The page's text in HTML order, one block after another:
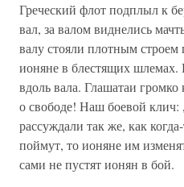
Греческий флот подплыл к
вал, за валом виднелись
валу стояли плотным
ионяне в блестящих шлемах.
вдоль вала. Глашатаи
о свободе! Наш боевой
рассуждали так же, как
поймут, то ионяне им
сами не пустят ионян в бой.